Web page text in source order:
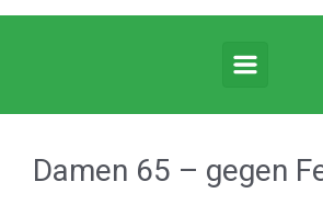
Damen 65 – gegen